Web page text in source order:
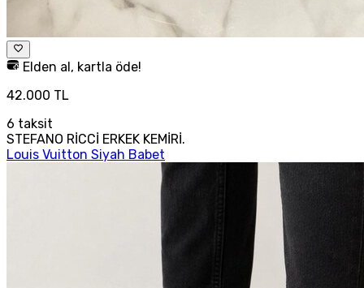
Elden al, kartla öde!
42.000 TL
6 taksit
STEFANO RİCCİ ERKEK KEMİRİ.
Louis Vuitton Siyah Babet